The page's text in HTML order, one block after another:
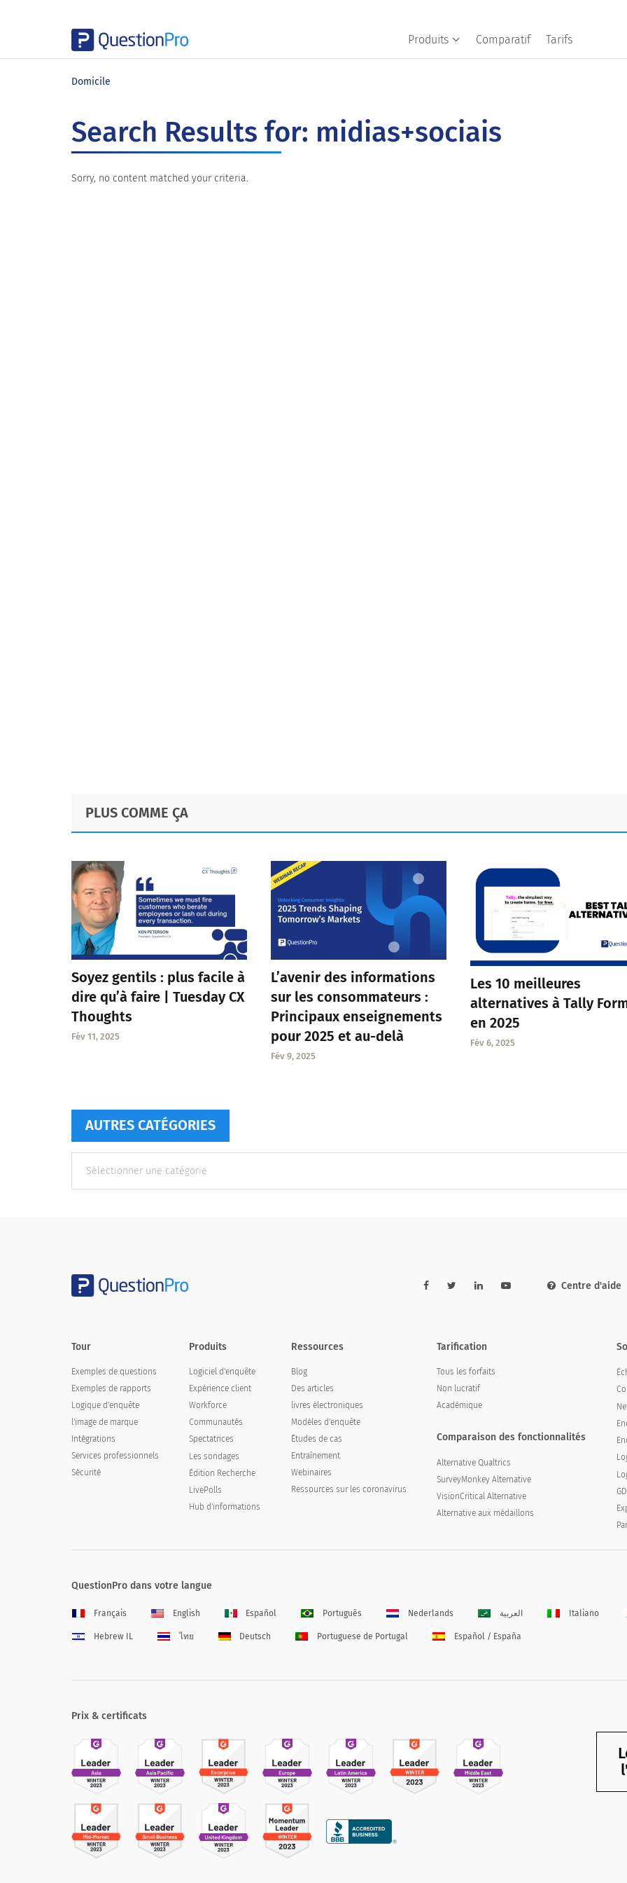
Produits Comparatif Tarifs
Domicile
Search Results for: midias+sociais
Sorry, no content matched your criteria.
PLUS COMME ÇA
Soyez gentils : plus facile à
dire qu’à faire | Tuesday CX
Thoughts
Fév 11, 2025
L’avenir des informations
sur les consommateurs :
Principaux enseignements
pour 2025 et au-delà
Fév 9, 2025
Les 10 meilleures
alternatives à Tally
en 2025
Fév 6, 2025
AUTRES CATÉGORIES
catégories
Centre d'aide
Tour
Exemples de questions
Exemples de rapports
Logique d'enquête
l'image de marque
Intégrations
Services professionnels
Sécurité
Produits
Logiciel d'enquête
Expérience client
Workforce
Communautés
Spectatrices
Les sondages
Édition Recherche
LivePolls
Hub d'informations
Ressources
Blog
Des articles
livres électroniques
Modèles d'enquête
Études de cas
Entraînement
Webinaires
Ressources sur les coronavirus
Tarification
Tous les forfaits
Non lucratif
Académique
Comparaison des fonctionnalités
Alternative Qualtrics
SurveyMonkey Alternative
VisionCritical Alternative
Alternative aux médaillons
QuestionPro dans votre langue
Français English Español Português Nederlands العربية Italiano
Hebrew IL ไทย Deutsch Portuguese de Portugal Español / España
Prix & certificats